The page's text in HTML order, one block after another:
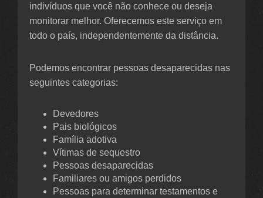
indivíduos que você não conhece ou deseja
monitorar melhor. Oferecemos este serviço em
todo o país, independentemente da distância.
Podemos encontrar pessoas desaparecidas nas
seguintes categorias:
Devedores
Pais biológicos
Família adotiva
Vítimas de sequestro
Pessoas desaparecidas
Familiares ou amigos perdidos
Pessoas para determinar testamentos e